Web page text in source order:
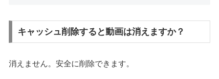
キャッシュ削除すると動画は消えますか？
消えません。安全に削除できます。